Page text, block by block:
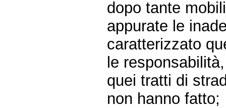
dopo tante
appurate le
caratterizzato
le
quei tratti di
non hanno fatto;